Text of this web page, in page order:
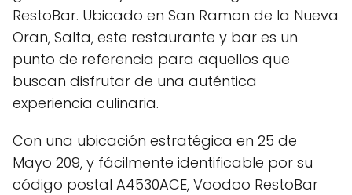
RestoBar. Ubicado en San Ramon de la Nueva
Oran, Salta, este restaurante y bar es un
punto de referencia para aquellos que
buscan disfrutar de una auténtica
experiencia culinaria.
Con una ubicación estratégica en 25 de
Mayo 209, y fácilmente identificable por su
código postal A4530ACE, Voodoo RestoBar